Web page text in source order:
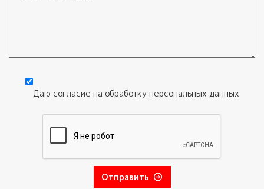
Даю согласие на обработку персональных данных
Отправить